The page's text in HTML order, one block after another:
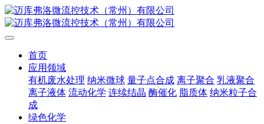
首页
应用领域
有机废水处理 纳米微球 量子点合成 离子聚合 乳液聚合
离子液体 流动化学 连续结晶 酶催化 脂质体 纳米粒子合
成
绿色化学